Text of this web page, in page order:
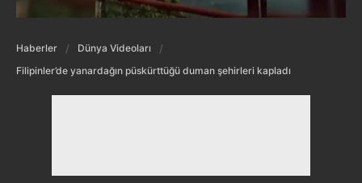
Haberler
Dünya Videoları
Filipinler’de yanardağın püskürttüğü duman şehirleri kapladı